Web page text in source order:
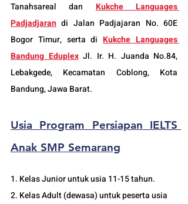
Tanahsareal dan
Kukche Languages
Padjadjaran di Jalan Padjajaran No. 60E
Bogor Timur, serta di Kukche Languages
Bandung Eduplex Jl. Ir. H. Juanda No.84,
Lebakgede, Kecamatan Coblong, Kota
Bandung, Jawa Barat.
Usia Program Persiapan IELTS
Anak SMP Semarang
1. Kelas Junior untuk usia 11-15 tahun.
2. Kelas Adult (dewasa) untuk peserta usia